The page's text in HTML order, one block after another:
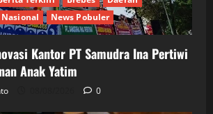
Nasional News Pobuler
Kantor PT Samudra Ina Pertiwi
Anak Yatim
0